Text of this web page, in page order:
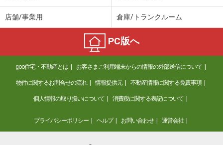
店舗/事業用 倉庫/トランクルーム
PC版へ
goo住宅・不動産とは お客さまご利用端末からの情報の外部送信について
物件に関するお問合せの流れ 情報提供元 不動産情報に関する免責事項
個人情報の取り扱いについて 消費税に関する表記について
プライバシーポリシー ヘルプ お問い合わせ 運営会社